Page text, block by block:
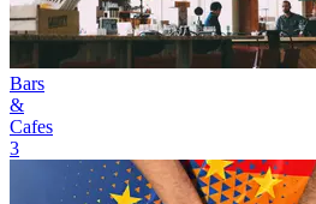
Bars
&
Cafes
3